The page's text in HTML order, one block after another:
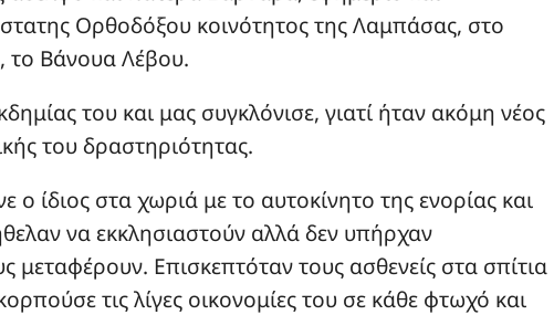
Ορθοδόξου κοινότητος της Λαμπάσας, στο
το Βάνουα Λέβου.
του και μας συγκλόνισε, γιατί ήταν ακόμη νέος
του δραστηριότητας.
ο ίδιος στα χωριά με το αυτοκίνητο της ενορίας και
να εκκλησιαστούν αλλά δεν υπήρχαν
μεταφέρουν. Επισκεπτόταν τους ασθενείς στα σπίτια
τις λίγες οικονομίες του σε κάθε φτωχό και